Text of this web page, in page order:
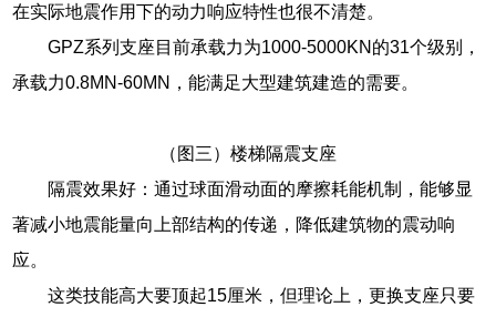
在实际地震作用下的动力响应特性也很不清楚。
GPZ系列支座目前承载力为1000-5000KN的31个级别，
承载力0.8MN-60MN，能满足大型建筑建造的需要。
（图三）楼梯隔震支座
隔震效果好：通过球面滑动面的摩擦耗能机制，能够显
著减小地震能量向上部结构的传递，降低建筑物的震动响
应。
这类技能高大要顶起15厘米，但理论上，更换支座只要